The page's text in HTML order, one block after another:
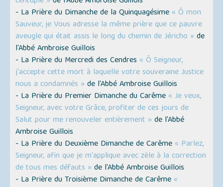
- La Prière du Dimanche de la Quinquagésime « Ô mon
Sauveur, je Vous adresse la même prière que ce pauvre
aveugle qui était assis le long du chemin de Jéricho » de
l'Abbé Ambroise Guillois
- La Prière du Mercredi des Cendres « Ô Seigneur,
j'accepte cette mort à laquelle votre souveraine Justice
nous a condamnés » de l'Abbé Ambroise Guillois
- La Prière du Premier Dimanche du Carême « Je veux,
Seigneur, avec votre Grâce, profiter de ces jours de
Salut pour me renouveler entièrement » de l'Abbé
Ambroise Guillois
- La Prière du Deuxième Dimanche de Carême « Parlez,
Seigneur, afin que je m'applique avec zèle à la correction
de tous mes défauts » de l'Abbé Ambroise Guillois
- La Prière du Troisième Dimanche de Carême «